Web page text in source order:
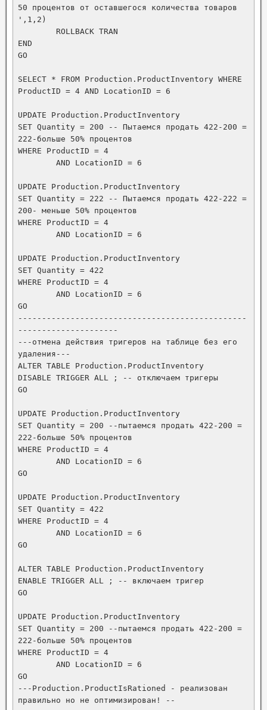
50 процентов от оставшегося количества товаров
',1,2)
END
GO
SELECT * FROM Production.ProductInventory WHERE
ProductID = 4 AND LocationID = 6
UPDATE Production.ProductInventory
SET Quantity = 200 -- Пытаемся продать 422-200 =
222-больше 50% процентов
WHERE ProductID = 4
UPDATE Production.ProductInventory
SET Quantity = 222 -- Пытаемся продать 422-222 =
200- меньше 50% процентов
WHERE ProductID = 4
UPDATE Production.ProductInventory
SET Quantity = 422
WHERE ProductID = 4
GO
------------------------------------------------
---------------------
---отмена действия тригеров на таблице без его
удаления---
ALTER TABLE Production.ProductInventory
DISABLE TRIGGER ALL ; -- отключаем тригеры
GO
UPDATE Production.ProductInventory
SET Quantity = 200 --пытаемся продать 422-200 =
222-больше 50% процентов
WHERE ProductID = 4
GO
UPDATE Production.ProductInventory
SET Quantity = 422
WHERE ProductID = 4
GO
ALTER TABLE Production.ProductInventory
ENABLE TRIGGER ALL ; -- включаем тригер
GO
UPDATE Production.ProductInventory
SET Quantity = 200 --пытаемся продать 422-200 =
222-больше 50% процентов
WHERE ProductID = 4
GO
---Production.ProductIsRationed - реализован
правильно но не оптимизирован! --